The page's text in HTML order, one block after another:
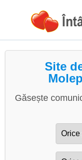
Site
Găsește